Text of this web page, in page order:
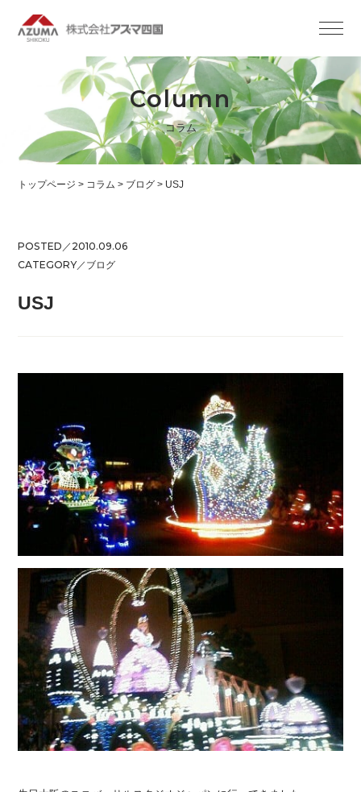
Column
コラム
トップページ > コラム > ブログ > USJ
POSTED／2010.09.06
CATEGORY／ ブログ
USJ